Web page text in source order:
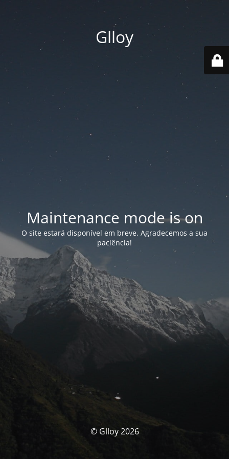
Glloy
Maintenance mode is on
O site estará disponível em breve. Agradecemos a sua
paciência!
© Glloy 2026